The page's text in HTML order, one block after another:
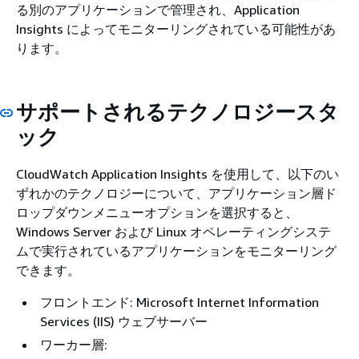
る別のアプリケーションで管理され、Application
Insights によってモニターリングされている可能性があ
ります。
サポートされるテクノロジースタ
ック
CloudWatch Application Insights を使用して、以下のい
ずれかのテクノロジーについて、アプリケーション層ド
ロップダウンメニューオプションを選択すると、
Windows Server および Linux オペレーティングシステ
ムで実行されているアプリケーションをモニターリング
できます。
フロントエンド: Microsoft Internet Information
Services (IIS) ウェブサーバー
ワーカー層: